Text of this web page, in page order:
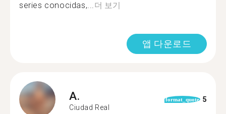
series conocidas,...더 보기
앱 다운로드
A.
Ciudad Real
format_quote 5